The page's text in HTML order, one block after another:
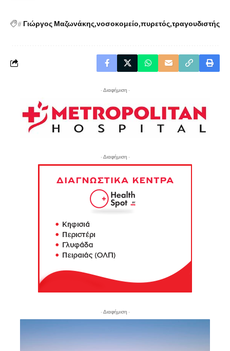
# Γιώργος Μαζωνάκης νοσοκομείο πυρετός τραγουδιστής
- Διαφήμιση -
- Διαφήμιση -
- Διαφήμιση -